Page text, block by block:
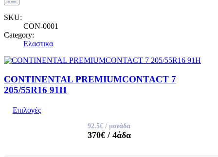
SKU:
CON-0001
Category:
Ελαστικα
CONTINENTAL PREMIUMCONTACT 7
205/55R16 91H
Επιλογές
92.5€ / μονάδα
370€/ 4άδα